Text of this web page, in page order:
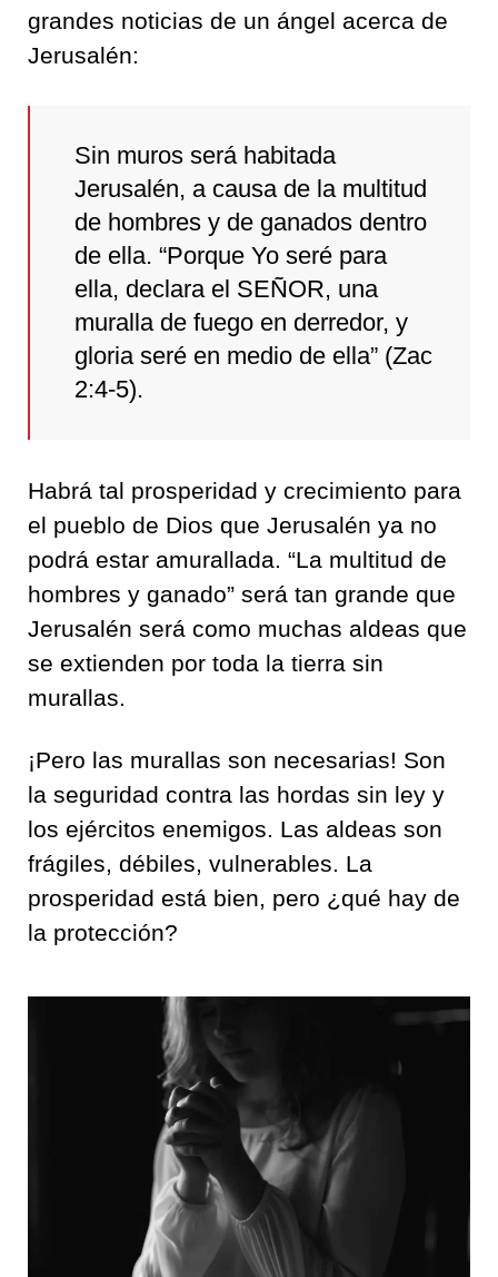
grandes noticias de un ángel acerca de
Jerusalén:
Sin muros será habitada
Jerusalén, a causa de la multitud
de hombres y de ganados dentro
de ella. “Porque Yo seré para
ella, declara el SEÑOR, una
muralla de fuego en derredor, y
gloria seré en medio de ella” (Zac
2:4-5).
Habrá tal prosperidad y crecimiento para
el pueblo de Dios que Jerusalén ya no
podrá estar amurallada. “La multitud de
hombres y ganado” será tan grande que
Jerusalén será como muchas aldeas que
se extienden por toda la tierra sin
murallas.
¡Pero las murallas son necesarias! Son
la seguridad contra las hordas sin ley y
los ejércitos enemigos. Las aldeas son
frágiles, débiles, vulnerables. La
prosperidad está bien, pero ¿qué hay de
la protección?